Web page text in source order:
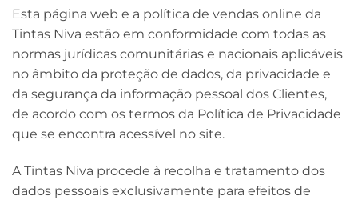
Esta página web e a política de vendas online da
Tintas Niva estão em conformidade com todas as
normas jurídicas comunitárias e nacionais aplicáveis
no âmbito da proteção de dados, da privacidade e
da segurança da informação pessoal dos Clientes,
de acordo com os termos da Política de Privacidade
que se encontra acessível no site.
A Tintas Niva procede à recolha e tratamento dos
dados pessoais exclusivamente para efeitos de